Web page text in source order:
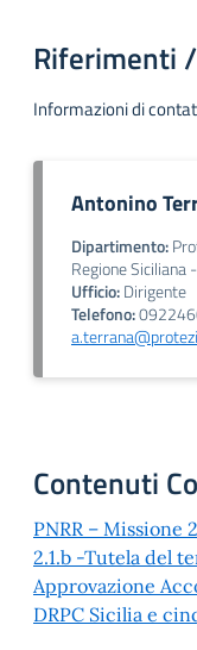
Riferimenti
Informazioni di
Antonino
Dipartimento:
Regione Siciliana
Ufficio:Dirigente
Telefono:
Contenuti
PNRR – Missione
2.1.b -Tutela del
Approvazione
DRPC Sicilia e